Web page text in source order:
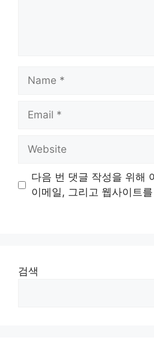
Name
Email
Website
다음 번 댓글 작성을 위해
이메일, 그리고 웹사이트
검색